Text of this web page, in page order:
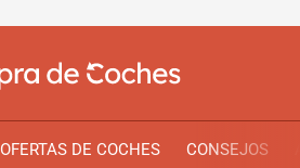
OFERTAS DE COCHES CONSEJOS